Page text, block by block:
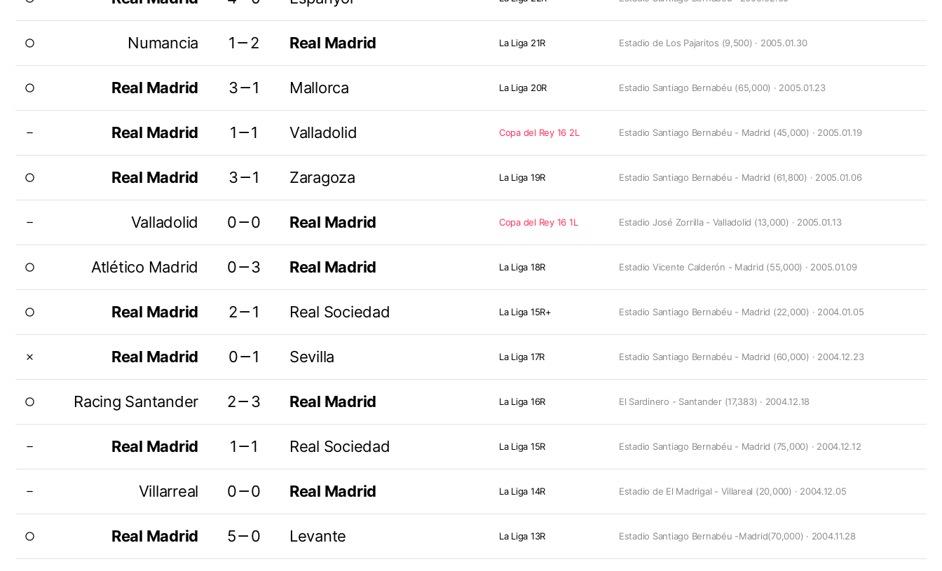
radio_button_unchecked Numancia 1－2 Real Madrid La Liga 21R Estadio de Los Pajaritos (9,500) · 2005.01.30
radio_button_unchecked Real Madrid 3－1 Mallorca La Liga 20R Estadio Santiago Bernabéu (65,000) · 2005.01.23
remove Real Madrid 1－1 Valladolid Copa del Rey 16 2L Estadio Santiago Bernabéu - Madrid (45,000) · 2005.01.19
radio_button_unchecked Real Madrid 3－1 Zaragoza La Liga 19R Estadio Santiago Bernabéu - Madrid (61,800) · 2005.01.06
remove Valladolid 0－0 Real Madrid Copa del Rey 16 1L Estadio José Zorrilla - Valladolid (13,000) · 2005.01.13
radio_button_unchecked Atlético Madrid 0－3 Real Madrid La Liga 18R Estadio Vicente Calderón - Madrid (55,000) · 2005.01.09
radio_button_unchecked Real Madrid 2－1 Real Sociedad La Liga 15R+ Estadio Santiago Bernabéu - Madrid (22,000) · 2004.01.05
close Real Madrid 0－1 Sevilla La Liga 17R Estadio Santiago Bernabéu - Madrid (60,000) · 2004.12.23
radio_button_unchecked Racing Santander 2－3 Real Madrid La Liga 16R El Sardinero - Santander (17,383) · 2004.12.18
remove Real Madrid 1－1 Real Sociedad La Liga 15R Estadio Santiago Bernabéu - Madrid (75,000) · 2004.12.12
remove Villarreal 0－0 Real Madrid La Liga 14R Estadio de El Madrigal - Villareal (20,000) · 2004.12.05
radio_button_unchecked Real Madrid 5－0 Levante La Liga 13R Estadio Santiago Bernabéu -Madrid(70,000) · 2004.11.28